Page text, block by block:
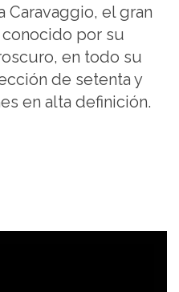
Caravaggio, el gran
por su
en todo su
de setenta y
en alta definición.